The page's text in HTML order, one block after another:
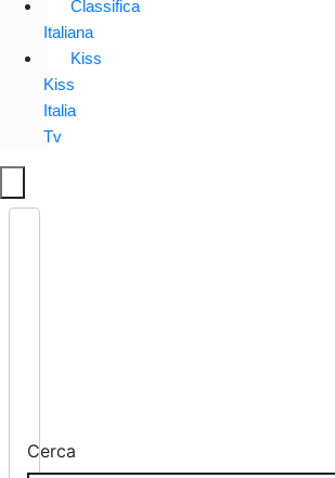
Classifica
Italiana
Kiss
Kiss
Italia
Tv
Cerca